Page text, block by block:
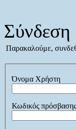
Σύνδεση
Παρακαλούμε,
Όνομα Χρήστη
Κωδικός πρόσβασης